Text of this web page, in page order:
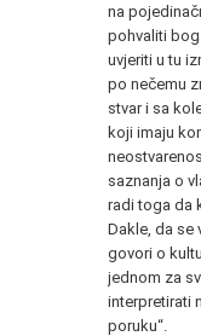
na
pohvaliti
uvjeriti u tu
po nečemu
stvar i sa
koji imaju
saznanja o
radi toga da
Dakle, da se
govori o
jednom za
interpretirati
poruku“.